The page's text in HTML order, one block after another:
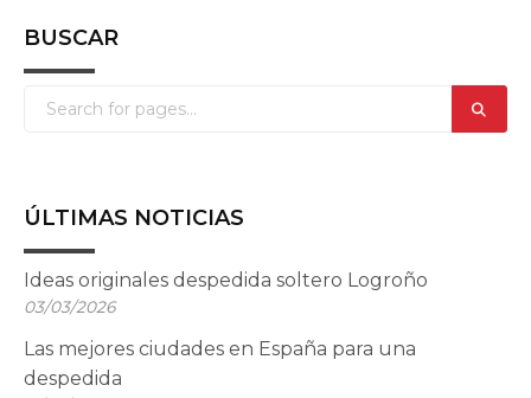
BUSCAR
ÚLTIMAS NOTICIAS
Ideas originales despedida soltero Logroño
03/03/2026
Las mejores ciudades en España para una
despedida